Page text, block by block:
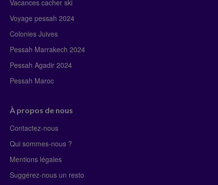
Vacances cacher ski
Voyage pessah 2024
Colonies Juives
Pessah Marrakech 2024
Pessah Agadir 2024
Pessah Maroc
À propos de nous
Contactez-nous
Qui sommes-nous ?
Mentions légales
Suggérez-nous un resto